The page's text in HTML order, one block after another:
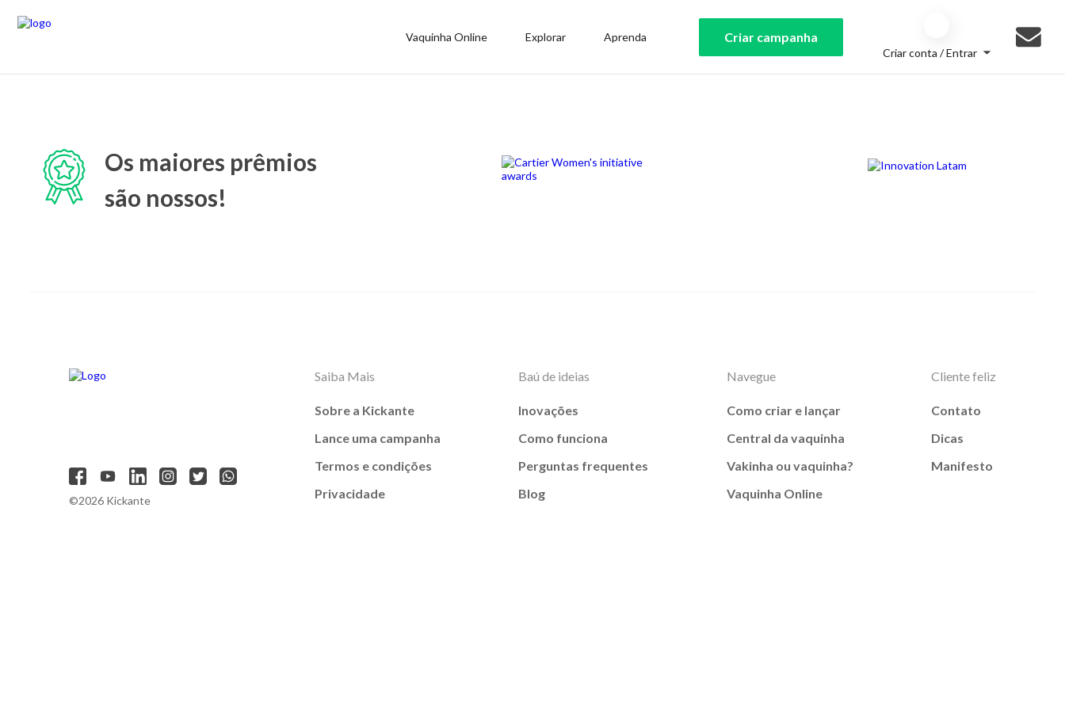
Vaquinha Online Explorar Aprenda Criar campanha
Criar conta / Entrar
Os maiores prêmios
são nossos!
©2026 Kickante
Saiba Mais
Sobre a Kickante
Lance uma campanha
Termos e condições
Privacidade
Baú de ideias
Inovações
Como funciona
Perguntas frequentes
Blog
Navegue
Como criar e lançar
Central da vaquinha
Vakinha ou vaquinha?
Vaquinha Online
Cliente feliz
Contato
Dicas
Manifesto